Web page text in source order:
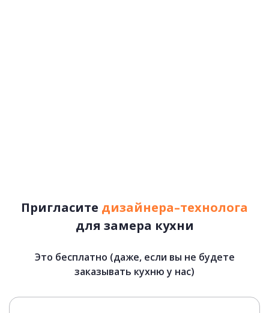
Лотки для приборов
Пригласите дизайнера–технолога
для замера кухни
Это бесплатно (даже, если вы не будете
заказывать кухню у нас)